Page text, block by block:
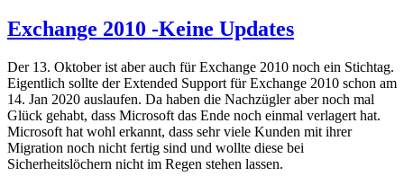
Exchange 2010 -Keine Updates
Der 13. Oktober ist aber auch für Exchange 2010 noch ein Stichtag.
Eigentlich sollte der Extended Support für Exchange 2010 schon am
14. Jan 2020 auslaufen. Da haben die Nachzügler aber noch mal
Glück gehabt, dass Microsoft das Ende noch einmal verlagert hat.
Microsoft hat wohl erkannt, dass sehr viele Kunden mit ihrer
Migration noch nicht fertig sind und wollte diese bei
Sicherheitslöchern nicht im Regen stehen lassen.